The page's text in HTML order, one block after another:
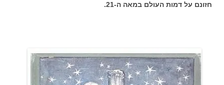
חזונם על דמות העולם במאה ה-21.